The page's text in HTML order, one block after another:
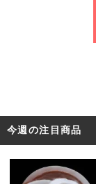
今週の注目商品